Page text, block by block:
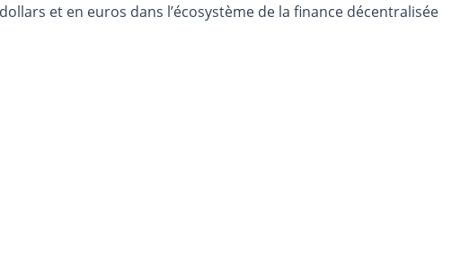
et en euros dans l’écosystème de la finance décentralisée